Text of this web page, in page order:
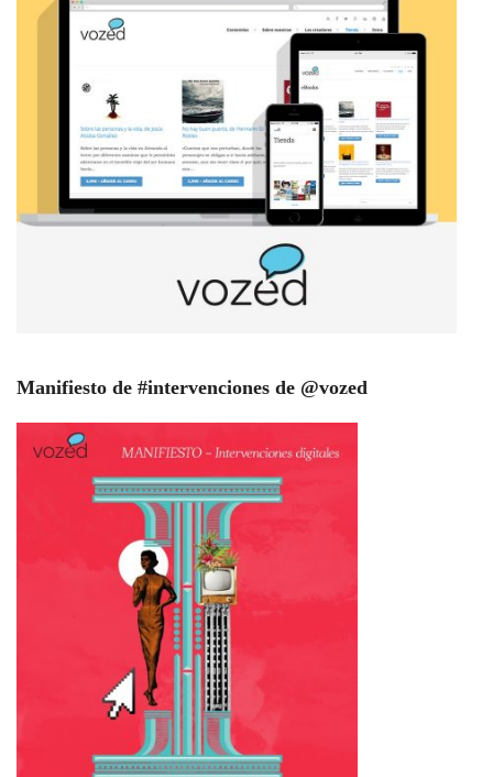
Manifiesto de #intervenciones de @vozed